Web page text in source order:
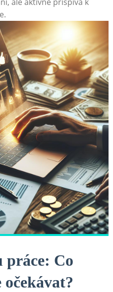
práce: Co
očekávat?